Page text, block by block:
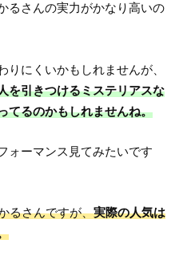
るさんの実力がかなり高いの
りにくいかもしれませんが、
を引きつけるミステリアスな
てるのかもしれませんね。
ォーマンス見てみたいです
るさんですが、実際の人気は